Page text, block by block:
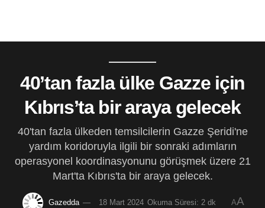
40’tan fazla ülke Gazze için
Kıbrıs’ta bir araya gelecek
40'tan fazla ülkeden temsilcilerin Gazze Şeridi'ne
yardım koridoruyla ilgili bir sonraki adımların
operasyonel koordinasyonunu görüşmek üzere 21
Mart'ta Kıbrıs'ta bir araya gelecek.
Gazedda 18 Mart 2024 Okuma Süresi: 2 dk AA